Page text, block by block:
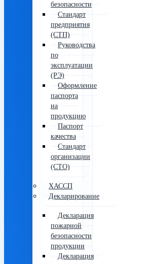
безопасности
Стандарт
предприятия
(СТП)
Руководства
по
эксплуатации
(РЭ)
Оформление
паспорта
на
продукцию
Паспорт
качества
Стандарт
организации
(СТО)
ХАССП
Декларирование
Декларация
пожарной
безопасности
продукции
Декларация